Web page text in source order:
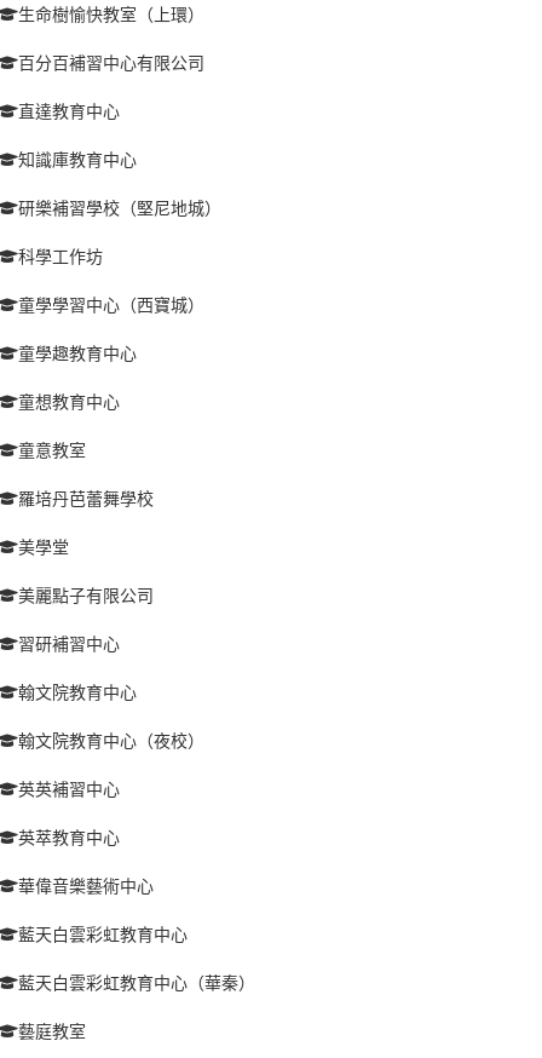
生命樹愉快教室（上環）
百分百補習中心有限公司
直達教育中心
知識庫教育中心
研樂補習學校（堅尼地城）
科學工作坊
童學學習中心（西寶城）
童學趣教育中心
童想教育中心
童意教室
羅培丹芭蕾舞學校
美學堂
美麗點子有限公司
習研補習中心
翰文院教育中心
翰文院教育中心（夜校）
英英補習中心
英萃教育中心
華偉音樂藝術中心
藍天白雲彩虹教育中心
藍天白雲彩虹教育中心（華秦）
藝庭教室